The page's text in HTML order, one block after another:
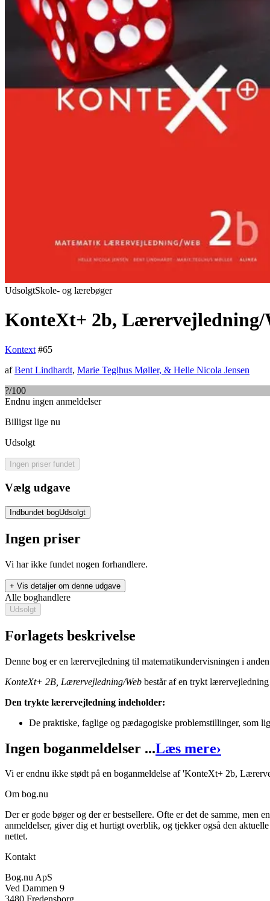
UdsolgtSkole- og lærebøger
KonteXt+ 2b, Lærervejledning/
Kontext #65
afBent Lindhardt, Marie Teglhus Møller, & Helle Nicola Jensen
?/100
Endnu ingen anmeldelser
Billigst lige nu
Udsolgt
Ingen priser fundet
Vælg udgave
Indbundet bogUdsolgt
Ingen priser
Vi har ikke fundet nogen forhandlere.
+ Vis detaljer om denne udgave
KonteXt+ 2b, Lærervejledning/Web
Forfattere : Bent Lindhardt, Helle Nicola Jensen
Format:
Indbundet bog
ISBN:
9788723524232
Forlag:Alinea
Udgivet: 31. marts 2017
Alle boghandlere
Udsolgt
Forlagets beskrivelse
Denne bog er en lærervejledning til matematikundervisningen i
KonteXt+ 2B, Lærervejledning/Web består af en trykt
Den trykte lærervejledning indeholder:
De praktiske, faglige og pædagogiske problemstillinger, som
Ingen boganmeldelser ...Læs mere›
Vi er endnu ikke stødt på en boganmeldelse af 'KonteXt+ 2b,
Om bog.nu
Der er gode bøger og der er bestsellere. Ofte er det de samme, men
anmeldelser, giver dig et hurtigt overblik, og tjekker også den
nettet.
Kontakt
Bog.nu ApS
Ved Dammen 9